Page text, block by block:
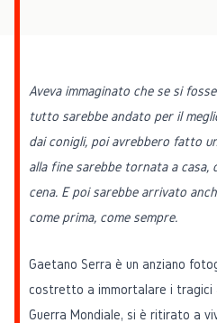
Aveva immaginato che se si
tutto sarebbe andato per il
dai conigli, poi avrebbero fatto
alla fine sarebbe tornata a casa,
cena. E poi sarebbe arrivato
come prima, come sempre.
Gaetano Serra è un anziano
costretto a immortalare i tragici
Guerra Mondiale, si è ritirato a